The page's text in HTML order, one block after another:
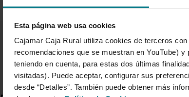
Esta página web usa cookies
Cajamar Caja Rural utiliza cookies de terceros
recomendaciones que se muestran en YouTube)
teniendo en cuenta, para estas dos últimas
visitadas). Puede aceptar, configurar sus
desde “Detalles”. También puede obtener más
Destacados